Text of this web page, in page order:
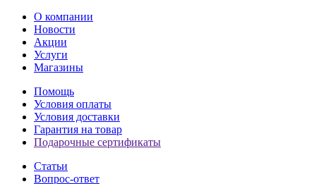
О компании
Новости
Акции
Услуги
Магазины
Помощь
Условия оплаты
Условия доставки
Гарантия на товар
Подарочные сертификаты
Статьи
Вопрос-ответ